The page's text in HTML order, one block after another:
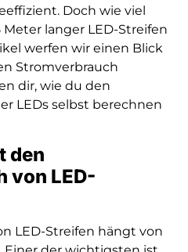
Doch wie viel
langer LED-Streifen
werfen wir einen Blick
Stromverbrauch
dir, wie du den
LEDs selbst berechnen
den
von LED-
LED-Streifen hängt von